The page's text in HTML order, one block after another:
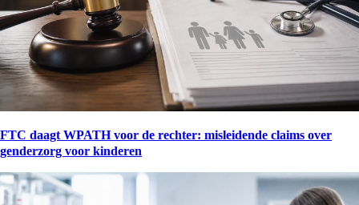
FTC daagt WPATH voor de rechter: misleidende claims over
genderzorg voor kinderen